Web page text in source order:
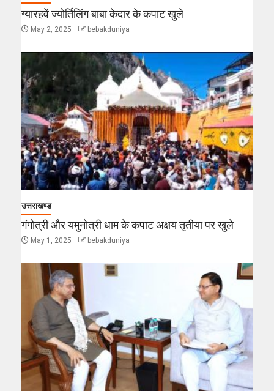
ग्यारहवें ज्योर्तिलिंग बाबा केदार के कपाट खुले
May 2, 2025 bebakduniya
उत्तराखण्ड
गंगोत्री और यमुनोत्री धाम के कपाट अक्षय तृतीया पर खुले
May 1, 2025 bebakduniya